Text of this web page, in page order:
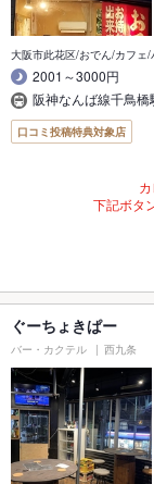
大阪市此花区/おでん/カフェ/
2001～3000円
阪神なんば線千鳥
口コミ投稿特典対象店
下記ボタ
ぐーちょきぱー
バー・カクテル 西九条